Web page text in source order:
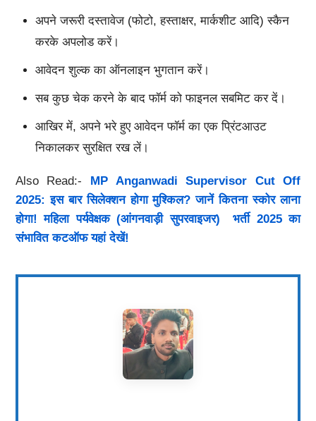
अपने जरूरी दस्तावेज (फोटो, हस्ताक्षर, मार्कशीट आदि) स्कैन
करके अपलोड करें।
आवेदन शुल्क का ऑनलाइन भुगतान करें।
सब कुछ चेक करने के बाद फॉर्म को फाइनल सबमिट कर दें।
आखिर में, अपने भरे हुए आवेदन फॉर्म का एक प्रिंटआउट
निकालकर सुरक्षित रख लें।
Also Read:- MP Anganwadi Supervisor Cut Off
2025: इस बार सिलेक्शन होगा मुश्किल? जानें कितना स्कोर लाना
होगा! महिला पर्यवेक्षक (आंगनवाड़ी सुपरवाइजर) भर्ती 2025 का
संभावित कटऑफ यहां देखें!